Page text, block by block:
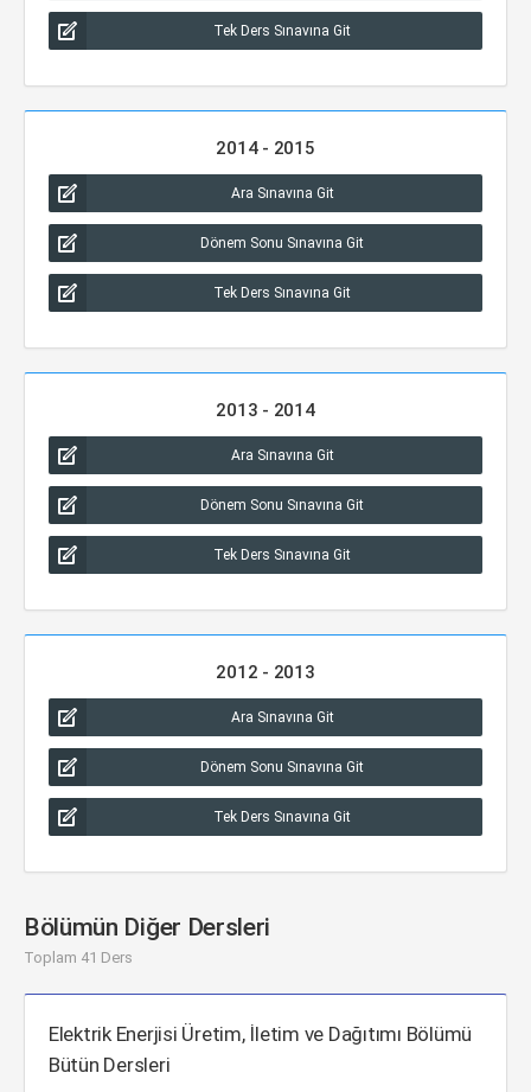
Tek Ders Sınavına Git
2014 - 2015
Ara Sınavına Git
Dönem Sonu Sınavına Git
Tek Ders Sınavına Git
2013 - 2014
Ara Sınavına Git
Dönem Sonu Sınavına Git
Tek Ders Sınavına Git
2012 - 2013
Ara Sınavına Git
Dönem Sonu Sınavına Git
Tek Ders Sınavına Git
Bölümün Diğer Dersleri
Toplam 41 Ders
Elektrik Enerjisi Üretim, İletim ve Dağıtımı Bölümü
Bütün Dersleri